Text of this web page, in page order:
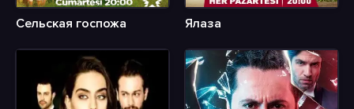
Сельская госпожа Ялаза